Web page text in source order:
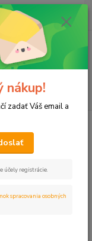
Menu
ks
za0 €
IP68
- 43 %
nákup!
zadať Váš email a
účely registrácie.
spracovania osobných